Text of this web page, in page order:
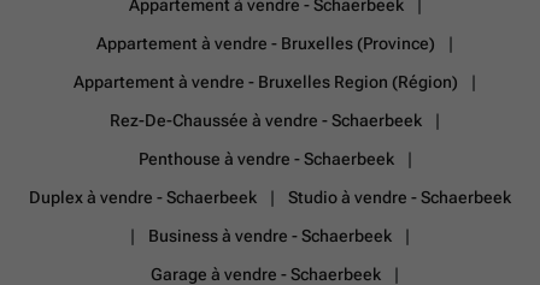
Appartement à vendre - Schaerbeek
Appartement à vendre - Bruxelles (Province)
Appartement à vendre - Bruxelles Region (Région)
Rez-De-Chaussée à vendre - Schaerbeek
Penthouse à vendre - Schaerbeek
Duplex à vendre - Schaerbeek
Studio à vendre - Schaerbeek
Business à vendre - Schaerbeek
Garage à vendre - Schaerbeek